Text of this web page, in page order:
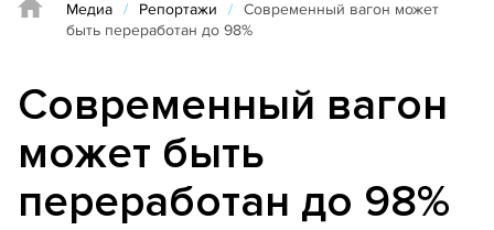
Медиа / Репортажи / Современный вагон может
быть переработан до 98%
Современный вагон
может быть
переработан до 98%